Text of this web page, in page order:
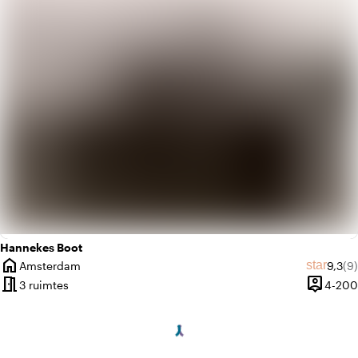
Hannekes Boot
home
Plaats
Amsterdam star9,3(9)
meeting_room3 ruimtes person_pin4-200